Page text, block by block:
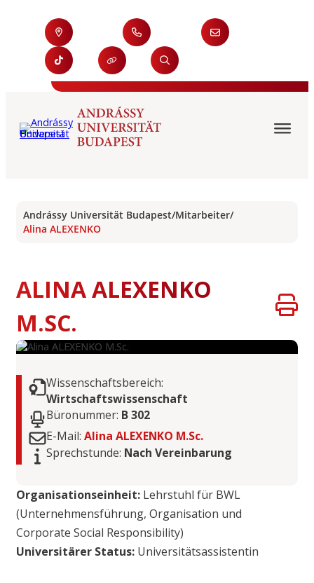
Andrássy Universität Budapest/Mitarbeiter/
Alina ALEXENKO
ALINA ALEXENKO
M.SC.
Wissenschaftsbereich:
Wirtschaftswissenschaft
Büronummer: B 302
E-Mail: Alina ALEXENKO M.Sc.
Sprechstunde: Nach Vereinbarung
Organisationseinheit: Lehrstuhl für BWL
(Unternehmensführung, Organisation und
Corporate Social Responsibility)
Universitärer Status: Universitätsassistentin